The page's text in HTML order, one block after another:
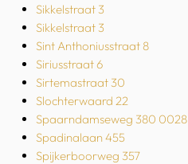
Sikkelstraat 3
Sikkelstraat 3
Sint Anthoniusstraat 8
Siriusstraat 6
Sirtemastraat 30
Slochterwaard 22
Spaarndamseweg 380 0028
Spadinalaan 455
Spijkerboorweg 357